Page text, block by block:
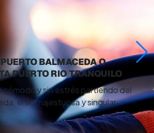
BALMACEDA O
PUERTO RIO TRANQUILO
cómodo y sin estrés partiendo del
en la majestuosa y singular